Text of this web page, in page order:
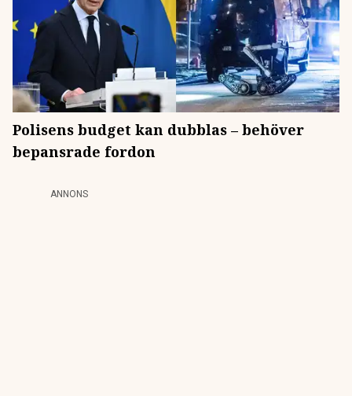
Polisens budget kan dubblas – behöver
bepansrade fordon
ANNONS